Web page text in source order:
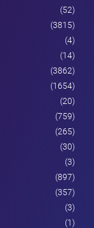
(52)
(3815)
(4)
(14)
(3862)
(1654)
(20)
(759)
(265)
(30)
(3)
(897)
(357)
(3)
(1)